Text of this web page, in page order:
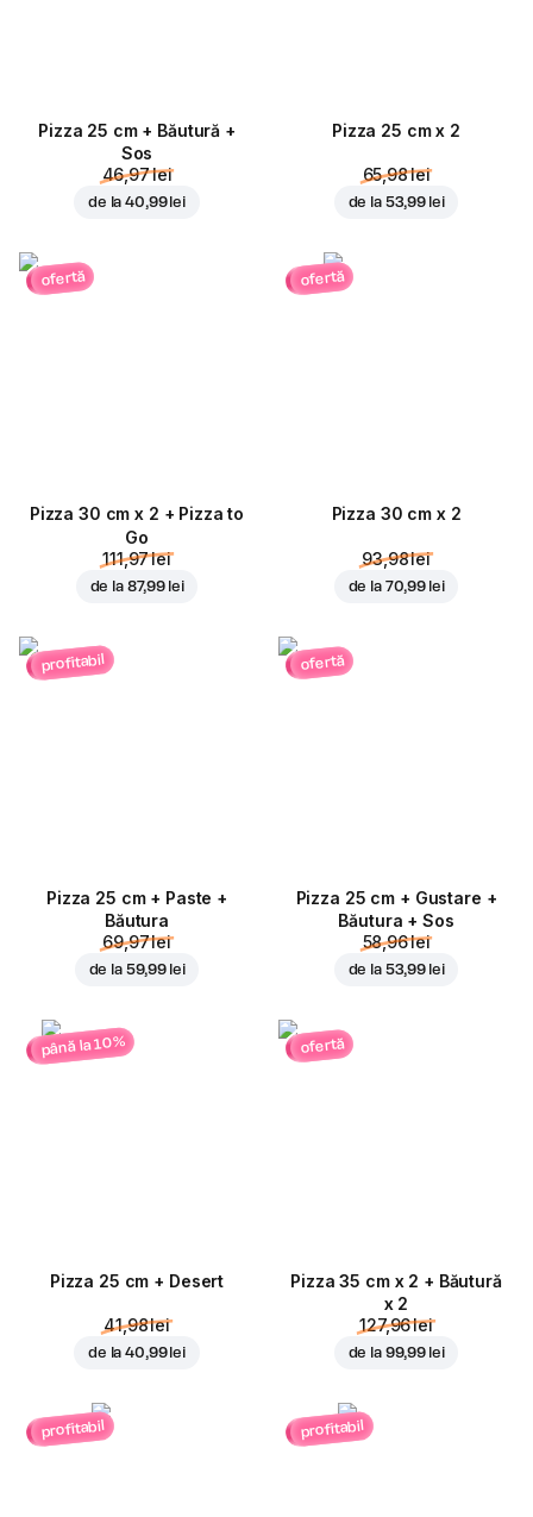
Pizza 25 cm + Băutură +
Sos
46,97 lei
de la40,99 lei
Pizza 25 cm x 2
65,98 lei
de la 53,99 lei
ofertă
Pizza 30 cm x 2 + Pizza to
Go
111,97 lei
de la 87,99 lei
ofertă
Pizza 30 cm x 2
93,98 lei
de la 70,99 lei
profitabil
Pizza 25 cm + Paste +
Băutura
69,97 lei
de la 59,99 lei
ofertă
Pizza 25 cm + Gustare +
Băutura + Sos
58,96 lei
de la 53,99 lei
până la 10%
Pizza 25 cm + Desert
41,98 lei
de la40,99 lei
ofertă
Pizza 35 cm x 2 + Băutură
x 2
127,96 lei
de la 99,99 lei
profitabil profitabil